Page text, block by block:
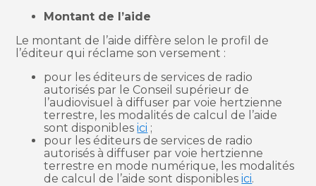
Montant de l’aide
Le montant de l’aide diffère selon le profil de
l’éditeur qui réclame son versement :
pour les éditeurs de services de radio
autorisés par le Conseil supérieur de
l’audiovisuel à diffuser par voie hertzienne
terrestre, les modalités de calcul de l’aide
sont disponiblesici ;
pour les éditeurs de services de radio
autorisés à diffuser par voie hertzienne
terrestre en mode numérique, les modalités
de calcul de l’aide sont disponiblesici.